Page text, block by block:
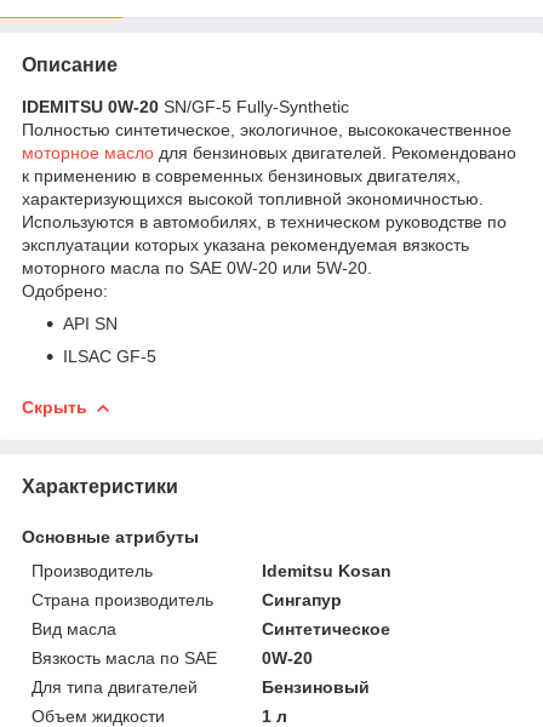
Описание
IDEMITSU 0W-20 SN/GF-5 Fully-Synthetic
Полностью синтетическое, экологичное, высококачественное
моторное масло для бензиновых двигателей. Рекомендовано
к применению в современных бензиновых двигателях,
характеризующихся высокой топливной экономичностью.
Используются в автомобилях, в техническом руководстве по
эксплуатации которых указана рекомендуемая вязкость
моторного масла по SAE 0W-20 или 5W-20.
Одобрено:
API SN
ILSAC GF-5
Скрыть
Характеристики
Основные атрибуты
Производитель
Idemitsu Kosan
Страна производитель
Сингапур
Вид масла
Синтетическое
Вязкость масла по SAE
0W-20
Для типа двигателей
Бензиновый
Объем жидкости
1 л